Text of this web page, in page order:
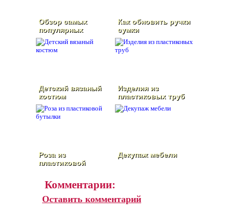
Обзор самых
популярных
плащевок
Как обновить ручки
сумки
Детский вязаный
костюм
Изделия из
пластиковых труб
Роза из
пластиковой
Декупаж мебели
Комментарии:
Оставить комментарий